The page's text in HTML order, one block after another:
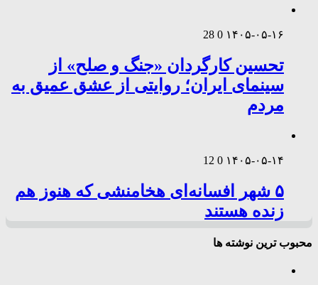
۱۴۰۵-۰۵-۱۶ 0
28
تحسین کارگردان «جنگ و صلح» از
سینمای ایران؛ روایتی از عشق عمیق به
مردم
۱۴۰۵-۰۵-۱۴ 0
12
۵ شهر افسانه‌ای هخامنشی که هنوز هم
زنده هستند
محبوب ترین نوشته ها